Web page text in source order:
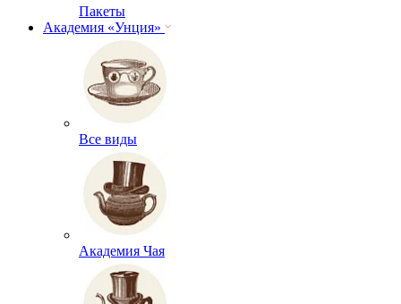
Пакеты
Академия «Унция»
Все виды
Академия Чая